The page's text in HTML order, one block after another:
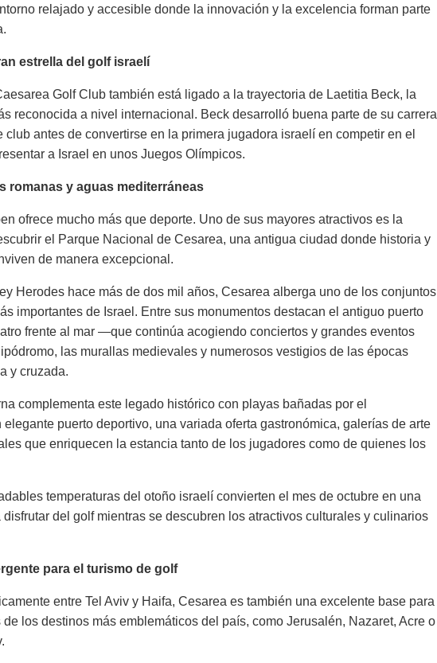
relajado y accesible donde la innovación y la excelencia forman parte
estrella del golf israelí
Golf Club también está ligado a la trayectoria de Laetitia Beck, la
reconocida a nivel internacional. Beck desarrolló buena parte de su carrera
club antes de convertirse en la primera jugadora israelí en competir en el
a Israel en unos Juegos Olímpicos.
romanas y aguas mediterráneas
ofrece mucho más que deporte. Uno de sus mayores atractivos es la
el Parque Nacional de Cesarea, una antigua ciudad donde historia y
de manera excepcional.
Herodes hace más de dos mil años, Cesarea alberga uno de los conjuntos
importantes de Israel. Entre sus monumentos destacan el antiguo puerto
frente al mar —que continúa acogiendo conciertos y grandes eventos
las murallas medievales y numerosos vestigios de las épocas
y cruzada.
complementa este legado histórico con playas bañadas por el
elegante puerto deportivo, una variada oferta gastronómica, galerías de arte
que enriquecen la estancia tanto de los jugadores como de quienes los
temperaturas del otoño israelí convierten el mes de octubre en una
del golf mientras se descubren los atractivos culturales y culinarios
para el turismo de golf
entre Tel Aviv y Haifa, Cesarea es también una excelente base para
los destinos más emblemáticos del país, como Jerusalén, Nazaret, Acre o